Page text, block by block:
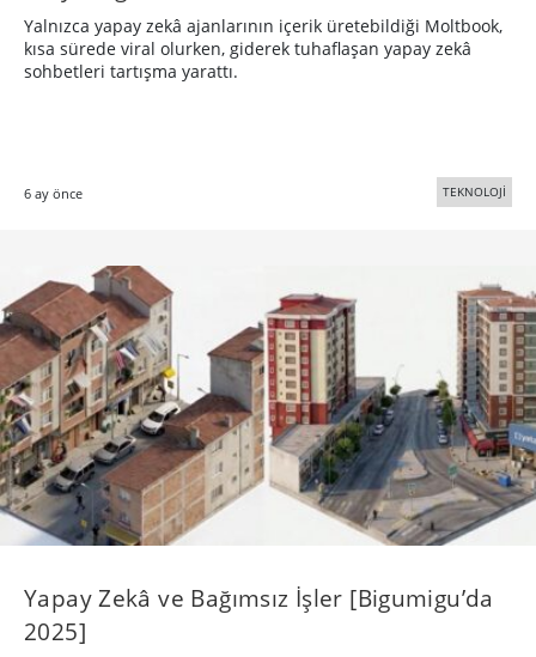
Yalnızca yapay zekâ ajanlarının içerik üretebildiği Moltbook,
kısa sürede viral olurken, giderek tuhaflaşan yapay zekâ
sohbetleri tartışma yarattı.
6 ay önce TEKNOLOJİ
Yapay Zekâ ve Bağımsız İşler [Bigumigu’da
2025]